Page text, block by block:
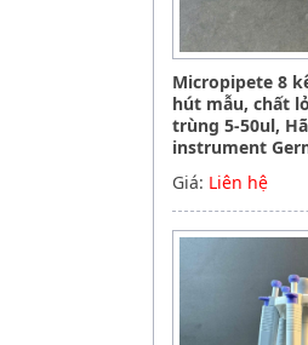
Micropipete 8
hút mẫu, chất
trùng 5-50ul,
instrument
Giá: Liên hệ